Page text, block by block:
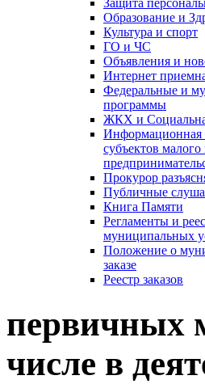
Защита
Образование и
Культура и спорт
ГО и ЧС
Объявления и
Интернет
Федеральные и
программы
ЖКХ и
Информационная
субъектов малого
Прокурор
Публичные
Книга Памяти
Регламенты и
муниципальных
Положение о
заказе
Реестр заказов
первичных
числе в